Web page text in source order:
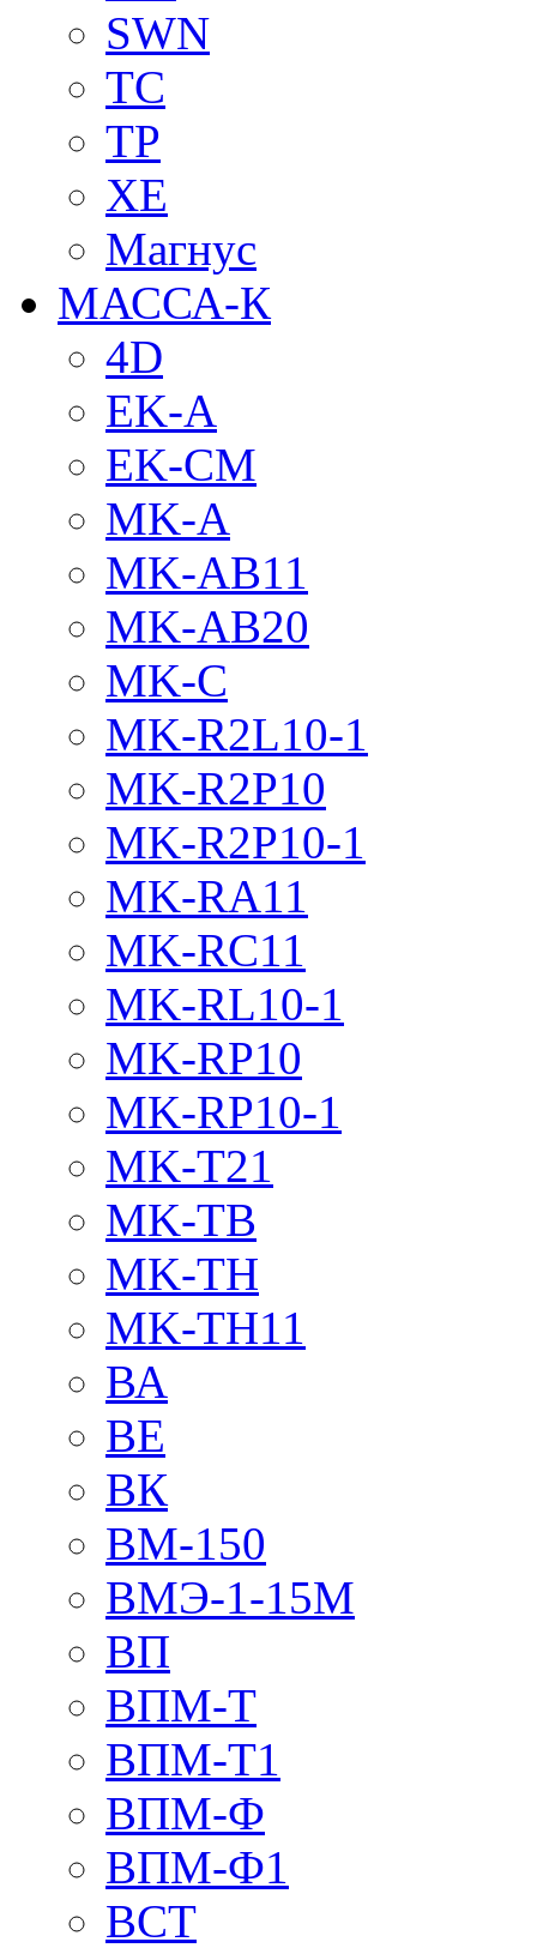
SWN
TC
TP
XE
Магнус
МАССА-К
4D
EK-A
EK-CM
MK-A
MK-AB11
MK-AB20
MK-C
MK-R2L10-1
MK-R2P10
MK-R2P10-1
MK-RA11
MK-RC11
MK-RL10-1
MK-RP10
MK-RP10-1
MK-T21
MK-TB
MK-TH
MK-TH11
ВА
ВЕ
ВК
ВМ-150
ВМЭ-1-15М
ВП
ВПМ-Т
ВПМ-Т1
ВПМ-Ф
ВПМ-Ф1
ВСТ